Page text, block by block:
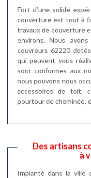
Fort d’une solide
couverture est tout à
travaux de couverture
environs. Nous
couvreurs 62220
qui peuvent vous
sont conformes aux
nous pouvons nous
accessoires de toit,
pourtour de cheminée,
Des artisans
à
Implanté dans la ville